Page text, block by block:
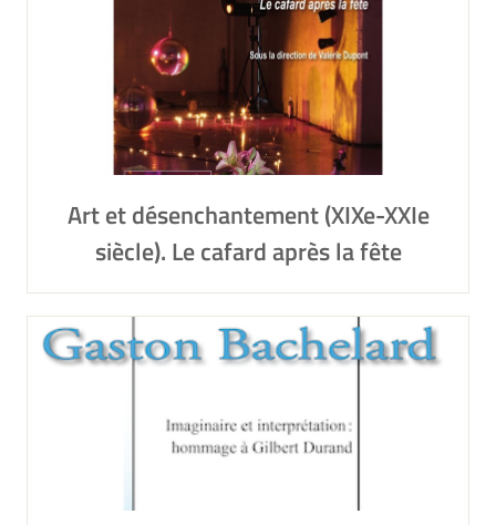
Art et désenchantement (XIXe-XXIe
siècle). Le cafard après la fête